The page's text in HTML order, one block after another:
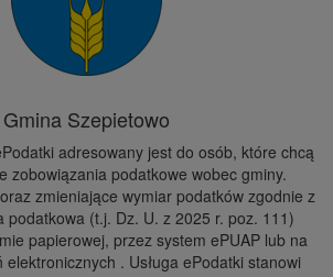
Gmina Szepietowo
adresowany jest do osób, które chcą
zobowiązania podatkowe wobec gminy.
zmieniające wymiar podatków zgodnie z
podatkowa (t.j. Dz. U. z 2025 r. poz. 111)
papierowej, przez system ePUAP lub na
. Usługa ePodatki stanowi